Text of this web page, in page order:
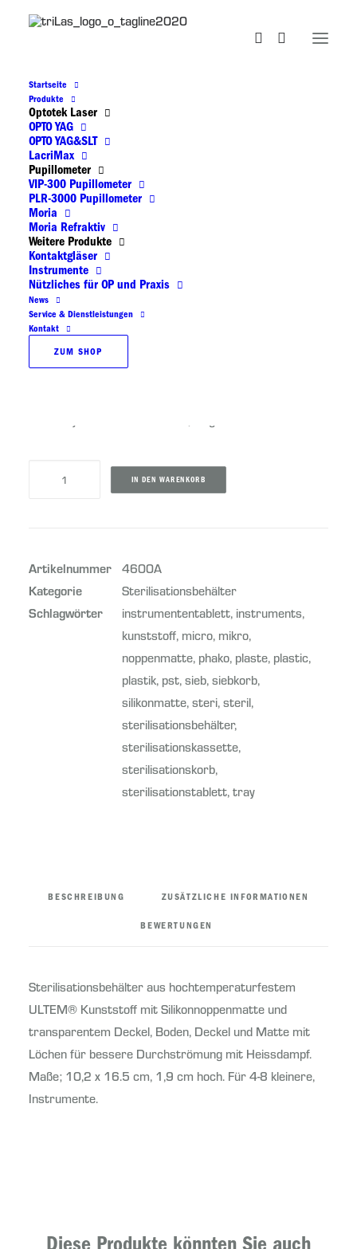
Startseite
Produkte
Optotek Laser
OPTO YAG
OPTO YAG&SLT
LacriMax
Pupillometer
VIP-300 Pupillometer
PLR-3000 Pupillometer
Moria
Moria Refraktiv
Weitere Produkte
Kontaktgläser
Instrumente
Nützliches für OP und Praxis
News
Service & Dienstleistungen
Kontakt
ZUM SHOP
Sterilisationsbehälter für 4-8 Instrumente
Home Sterilisationsbehälter für 4-8 Instrumente
Sterilisationsbehälter für 4-8
Instrumente
69,30€
Sterilisationsbehälter
IN DEN WARENKORB
Artikelnummer
4600A
Kategorie
Sterilisationsbehälter
Schlagwörter
instrumententablett, instruments,
kunststoff, micro, mikro,
noppenmatte, phako, plaste, plastic,
plastik, pst,sieb,siebkorb,
silikonmatte,steri,steril,
sterilisationsbehälter,
sterilisationskassette,
sterilisationskorb,
sterilisationstablett,tray
BESCHREIBUNG ZUSÄTZLICHE INFORMATIONEN
BEWERTUNGEN
Sterilisationsbehälter aus hochtemperaturfestem
ULTEM® Kunststoff mit Silikonnoppenmatte und
transparentem Deckel, Boden, Deckel und Matte mit
Löchen für bessere Durchströmung mit Heissdampf.
Maße; 10,2 x 16.5 cm, 1,9 cm hoch. Für 4-8 kleinere,
Instrumente.
Diese Produkte könnten Sie auch